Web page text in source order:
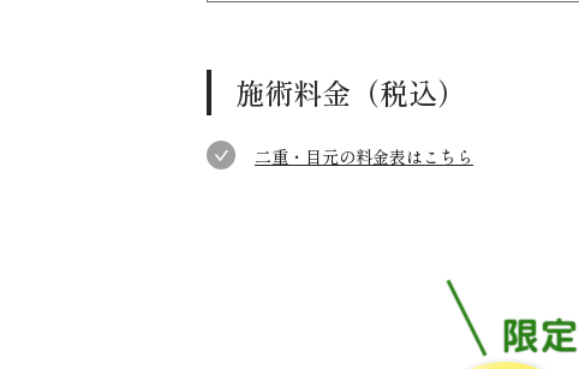
施術料金（税込）
二重・目元の料金表はこちら